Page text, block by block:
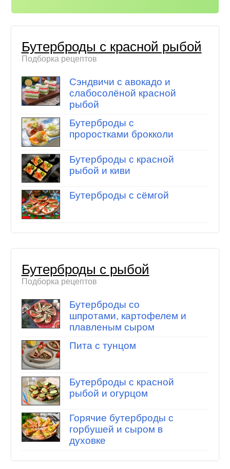
Бутерброды с красной рыбой
Подборка рецептов
Сэндвичи с авокадо и
слабосолёной красной
рыбой
Бутерброды с
проростками брокколи
Бутерброды с красной
рыбой и киви
Бутерброды с сёмгой
Бутерброды с рыбой
Подборка рецептов
Бутерброды со
шпротами, картофелем и
плавленым сыром
Пита с тунцом
Бутерброды с красной
рыбой и огурцом
Горячие бутерброды с
горбушей и сыром в
духовке